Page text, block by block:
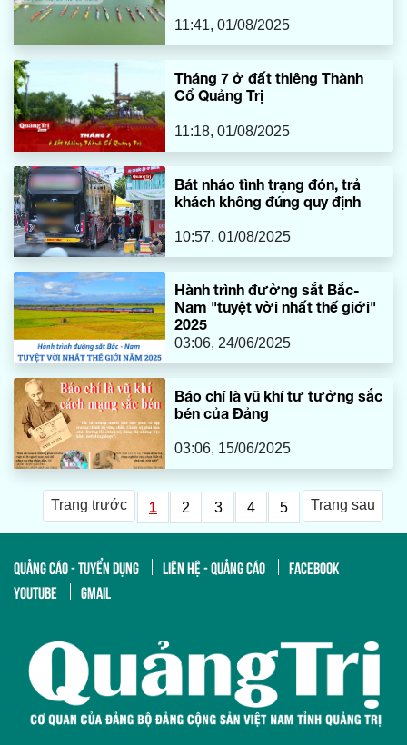
11:41, 01/08/2025
Tháng 7 ở đất thiêng Thành
Cổ Quảng Trị
11:18, 01/08/2025
Bát nháo tình trạng đón, trả
khách không đúng quy định
10:57, 01/08/2025
Hành trình đường sắt Bắc-
Nam "tuyệt vời nhất thế giới"
2025
03:06, 24/06/2025
Báo chí là vũ khí tư tưởng sắc
bén của Đảng
03:06, 15/06/2025
Trang trước 1 2 3 4 5 Trang sau
QUẢNG CÁO - TUYỂN DỤNG LIÊN HỆ - QUẢNG CÁO
FACEBOOK
YOUTUBE
GMAIL